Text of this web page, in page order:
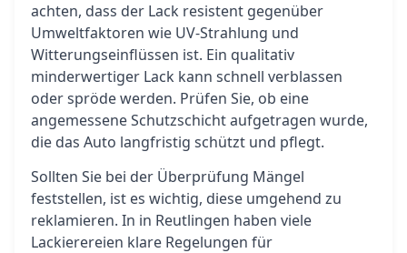
achten, dass der Lack resistent gegenüber
Umweltfaktoren wie UV-Strahlung und
Witterungseinflüssen ist. Ein qualitativ
minderwertiger Lack kann schnell verblassen
oder spröde werden. Prüfen Sie, ob eine
angemessene Schutzschicht aufgetragen wurde,
die das Auto langfristig schützt und pflegt.
Sollten Sie bei der Überprüfung Mängel
feststellen, ist es wichtig, diese umgehend zu
reklamieren. In in Reutlingen haben viele
Lackierereien klare Regelungen für